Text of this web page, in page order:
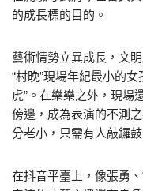
的成長標的目的。
藝術情勢立異成長，文
“村晚”現場年紀最小的
虎”。在樂樂之外，現場
傍邊，成為表演的不測
分老小，只需有人敲鑼
在抖音平臺上，像張勇